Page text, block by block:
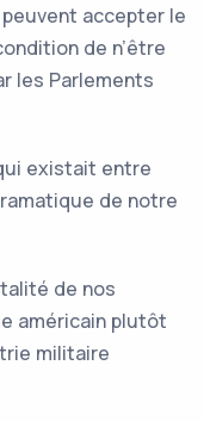
accepter le
de n’être
les Parlements
existait entre
de notre
de nos
américain plutôt
militaire